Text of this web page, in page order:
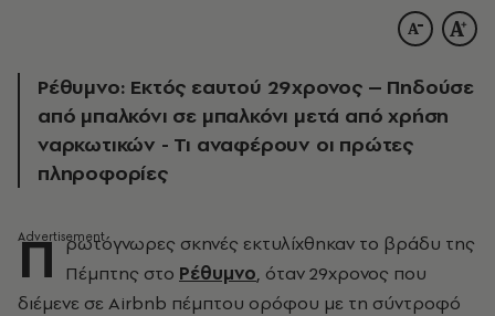
Ρέθυμνο: Εκτός εαυτού 29χρονος – Πηδούσε
από μπαλκόνι σε μπαλκόνι μετά από χρήση
ναρκωτικών - Τι αναφέρουν οι πρώτες
πληροφορίες
Π ρωτόγνωρες σκηνές εκτυλίχθηκαν το βράδυ της
Πέμπτης στο Ρέθυμνο, όταν 29χρονος που
διέμενε σε Airbnb πέμπτου ορόφου με τη σύντροφό